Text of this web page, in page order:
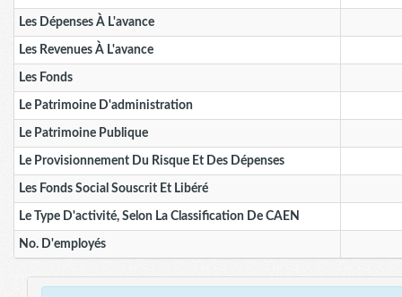
Les Dépenses À L'avance
Les Revenues À L'avance
Les Fonds
Le Patrimoine D'administration
Le Patrimoine Publique
Le Provisionnement Du Risque Et Des Dépenses
Les Fonds Social Souscrit Et Libéré
Le Type D'activité, Selon La Classification De CAEN
No. D'employés